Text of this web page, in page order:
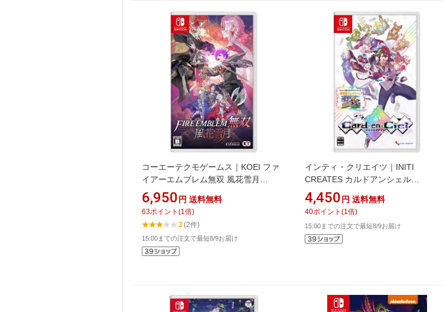
コーエーテクモゲームス｜KOEI ファ
イアーエムブレム無双 風花雪月
【Switch】
6,950 円 送料無料
63ポイント (1 倍)
3(2件)
15:00までの注文で最短8/9お届け
インティ・クリエイツ｜INITI
CREATES カルドアンシェル
【Switch】
4,450 円 送料無料
40ポイント (1 倍)
15:00までの注文で最短8/9お届け